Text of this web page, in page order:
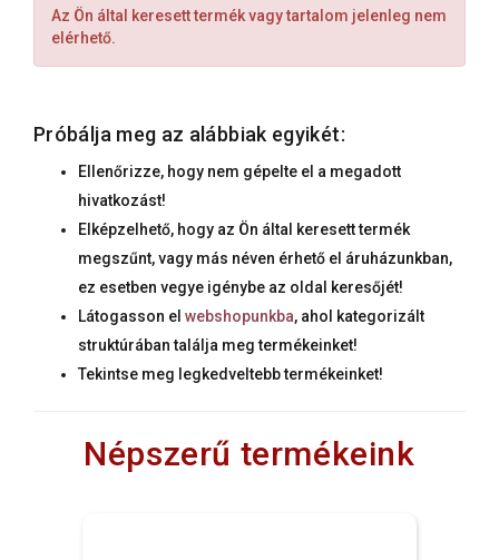
Az Ön által keresett termék vagy tartalom jelenleg nem
elérhető.
Próbálja meg az alábbiak egyikét:
Ellenőrizze, hogy nem gépelte el a megadott
hivatkozást!
Elképzelhető, hogy az Ön által keresett termék
megszűnt, vagy más néven érhető el áruházunkban,
ez esetben vegye igénybe az oldal keresőjét!
Látogasson el webshopunkba, ahol kategorizált
struktúrában találja meg termékeinket!
Tekintse meg legkedveltebb termékeinket!
Népszerű termékeink